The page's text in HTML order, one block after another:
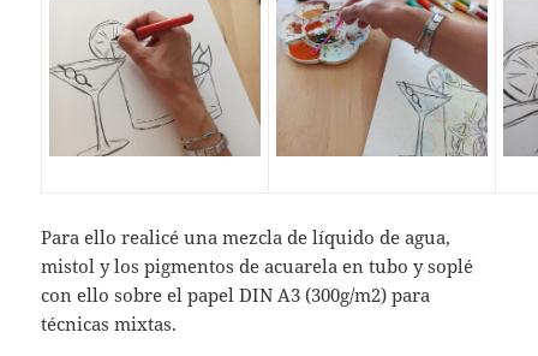
Para ello realicé una mezcla de líquido de agua,
mistol y los pigmentos de acuarela en tubo y soplé
con ello sobre el papel DIN A3 (300g/m2) para
técnicas mixtas.